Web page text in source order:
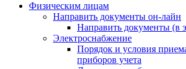
Физическим лицам
Направить документы он-лайн
Направить документы (в
Электроснабжение
Порядок и условия
приборов учета